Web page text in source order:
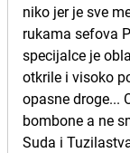
niko jer je sve
rukama sefova
specijalce je
otkrile i visoko
opasne droge...
bombone a ne
Suda i